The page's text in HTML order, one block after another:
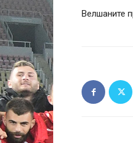
Велшаните